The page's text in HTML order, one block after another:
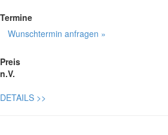
Termine
Wunschtermin anfragen »
Preis
n.V.
DETAILS >>